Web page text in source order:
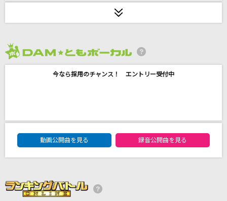
[生音]シュガーソングとビターステップ
[生音]DESIRE
LUNA SEA
くらげP feat.音街ウナ
日向電工
今なら採用のチャンス！ エントリー受付中
DAM★ともボーカルエントリーランキング
動画公開曲を見る
録音公開曲を見る